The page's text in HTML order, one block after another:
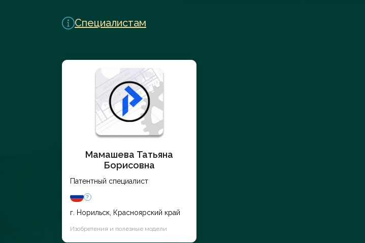
Перейти в каталог
Специалистам
Мамашева Татьяна
Борисовна
Патентный специалист
г. Норильск, Красноярский край
Изобретения и полезные модели